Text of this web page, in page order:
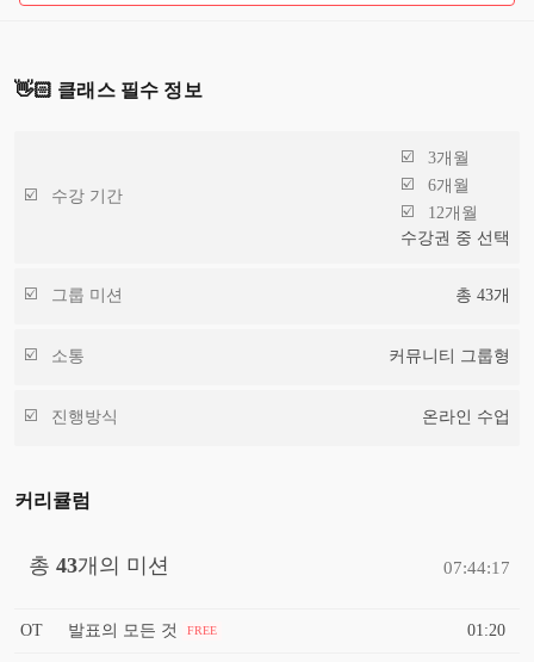
👋🏻 클래스 필수 정보
수강 기간
3개월
6개월
12개월
수강권 중 선택
그룹 미션 총 43개
소통 커뮤니티 그룹형
진행방식 온라인 수업
커리큘럼
총 43개의 미션 07:44:17
OT 발표의 모든 것 FREE 01:20